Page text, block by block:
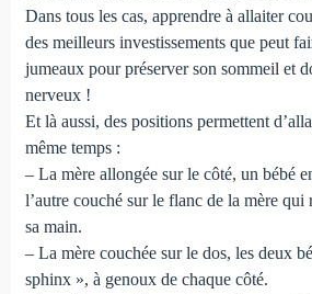
Dans tous les cas, apprendre à allaiter
des meilleurs investissements que peut
jumeaux pour préserver son sommeil et
nerveux !
Et là aussi, des positions permettent
même temps :
– La mère allongée sur le côté, un bébé
l’autre couché sur le flanc de la mère qui
sa main.
– La mère couchée sur le dos, les deux
sphinx », à genoux de chaque côté.